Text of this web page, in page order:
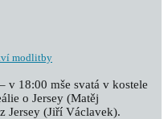
modlitby
– v 18:00 mše svatá v kostele
o Jersey (Matěj
Jersey (Jiří Václavek).